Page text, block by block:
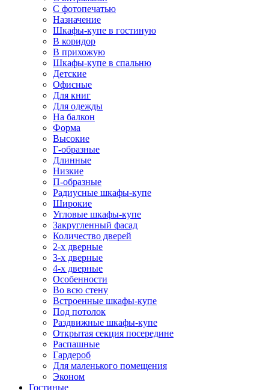
С фотопечатью
Назначение
Шкафы-купе в гостиную
В коридор
В прихожую
Шкафы-купе в спальню
Детские
Офисные
Для книг
Для одежды
На балкон
Форма
Высокие
Г-образные
Длинные
Низкие
П-образные
Радиусные шкафы-купе
Широкие
Угловые шкафы-купе
Закругленный фасад
Количество дверей
2-х дверные
3-х дверные
4-х дверные
Особенности
Во всю стену
Встроенные шкафы-купе
Под потолок
Раздвижные шкафы-купе
Открытая секция посередине
Распашные
Гардероб
Для маленького помещения
Эконом
Гостиные